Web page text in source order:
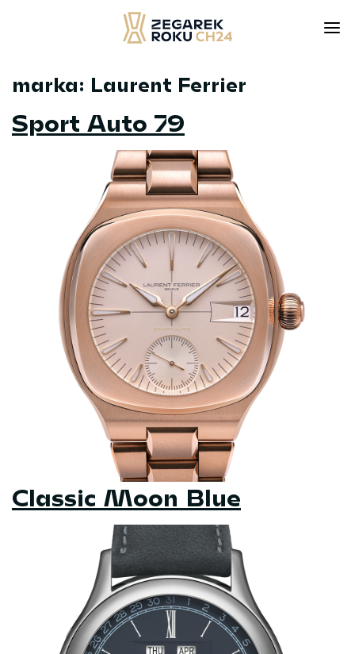
Skip
content
marka: Laurent Ferrier
Sport Auto 79
Classic Moon Blue